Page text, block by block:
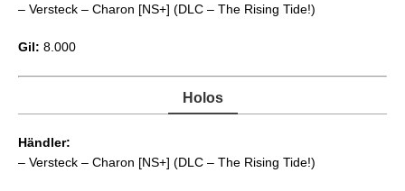
– Versteck – Charon [NS+] (DLC – The Rising Tide!)
Gil: 8.000
Holos
Händler:
– Versteck – Charon [NS+] (DLC – The Rising Tide!)